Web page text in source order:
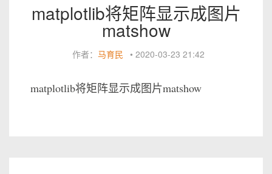
matplotlib将矩阵显示成图片
matshow
作者： 马育民 • 2020-03-23 21:42
matplotlib将矩阵显示成图片matshow